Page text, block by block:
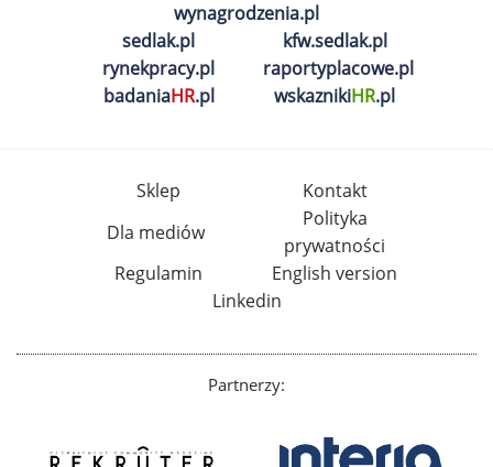
wynagrodzenia.pl
sedlak.pl
kfw.sedlak.pl
rynekpracy.pl
raportyplacowe.pl
badaniaHR.pl wskaznikiHR.pl
Sklep
Kontakt
Dla mediów
Polityka
prywatności
Regulamin
English version
Linkedin
Partnerzy: